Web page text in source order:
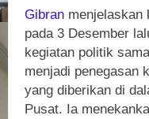
Gibran menjelaskan
pada 3 Desember
kegiatan politik
menjadi penegasan
yang diberikan di
Pusat. Ia